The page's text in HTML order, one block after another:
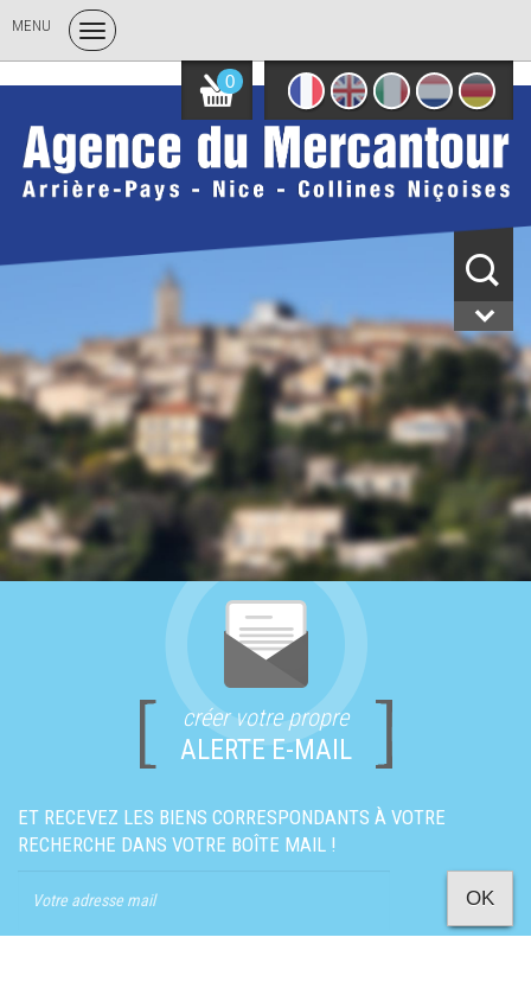
MENU
0
créer votre propre
ALERTE E-MAIL
ET RECEVEZ LES BIENS CORRESPONDANTS À VOTRE
RECHERCHE DANS VOTRE BOÎTE MAIL !
OK